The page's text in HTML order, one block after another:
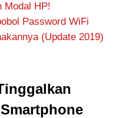
Modal HP!
Password WiFi
(Update 2019)